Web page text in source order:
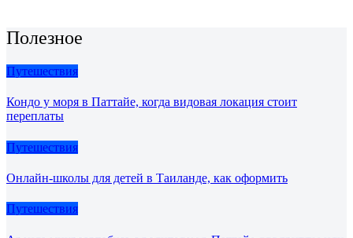
Полезное
Путешествия
Кондо у моря в Паттайе, когда видовая локация стоит
переплаты
Путешествия
Онлайн-школы для детей в Таиланде, как оформить
Путешествия